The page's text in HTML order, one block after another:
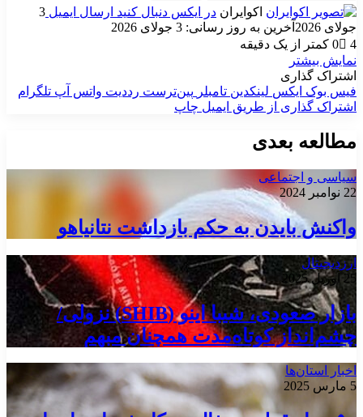
اکوایران در ایکس دنبال کنید ارسال ایمیل 3
جولای 2026
آخرین به روز رسانی: 3 جولای 2026
0
4
کمتر از یک دقیقه
نمایش بیشتر
اشتراک گذاری
فیس بوک ایکس لینکدین ‫تامبلر ‫پین‌ترست ‫رددیت واتس آپ تلگرام
اشتراک گذاری از طریق ایمیل چاپ
مطالعه بعدی
سیاسی و اجتماعی
22 نوامبر 2024
واکنش بایدن به حکم بازداشت نتانیاهو
ارزدیجیتال
25 آوریل 2025
بازار صعودی، شیبا اینو (SHIB) نزولی/
چشم‌انداز کوتاه‌مدت همچنان مبهم
اخبار استان‌ها
5 مارس 2025